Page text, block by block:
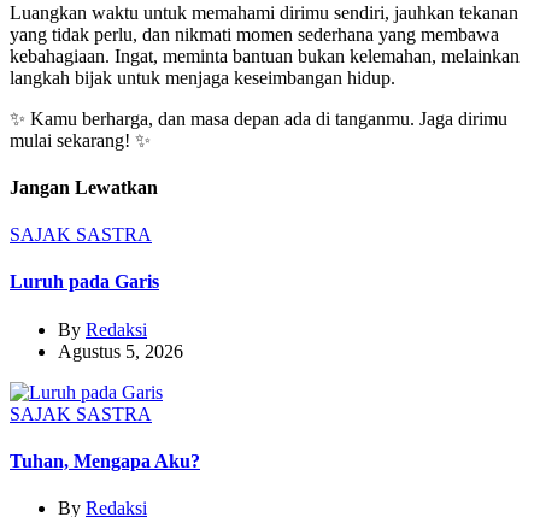
Luangkan waktu untuk memahami dirimu sendiri, jauhkan tekanan
yang tidak perlu, dan nikmati momen sederhana yang membawa
kebahagiaan. Ingat, meminta bantuan bukan kelemahan, melainkan
langkah bijak untuk menjaga keseimbangan hidup.
✨ Kamu berharga, dan masa depan ada di tanganmu. Jaga dirimu
mulai sekarang! ✨
Jangan Lewatkan
SAJAK SASTRA
Luruh pada Garis
By Redaksi
Agustus 5, 2026
SAJAK SASTRA
Tuhan, Mengapa Aku?
By Redaksi